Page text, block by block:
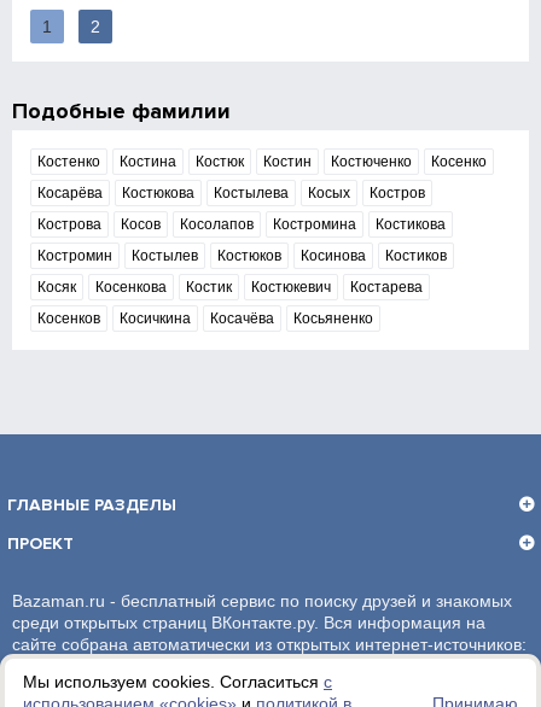
Мы используем cookies. Согласиться с
1 2
Подобные фамилии
Костенко Костина Костюк Костин Костюченко
Косенко
Косарёва
Костюкова Костылева Косых
Костров
Кострова
Косов Косолапов Костромина
Костикова
Костромин
Костылев Костюков Косинова
Костиков
Косяк
Косенкова Костик Костюкевич
Костарева
Косенков
Косичкина Косачёва Косьяненко
ГЛАВНЫЕ РАЗДЕЛЫ
ПРОЕКТ
Bazaman.ru - бесплатный сервис по поиску друзей и знакомых
среди открытых страниц ВКонтакте.ру. Вся информация на
сайте собрана автоматически из открытых интернет-источников:
администрация сайта ответственности не несет.